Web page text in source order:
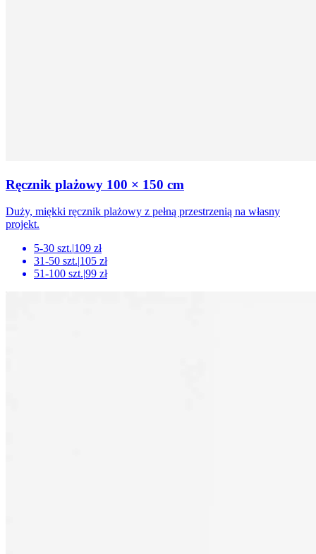
Ręcznik plażowy 100 × 150 cm
Duży, miękki ręcznik plażowy z pełną przestrzenią na własny
projekt.
5-30 szt. 109 zł
31-50 szt. 105 zł
51-100 szt. 99 zł